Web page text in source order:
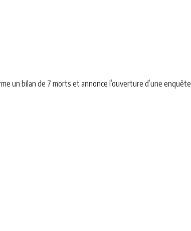
un bilan de 7 morts et annonce l’ouverture d’une enquête